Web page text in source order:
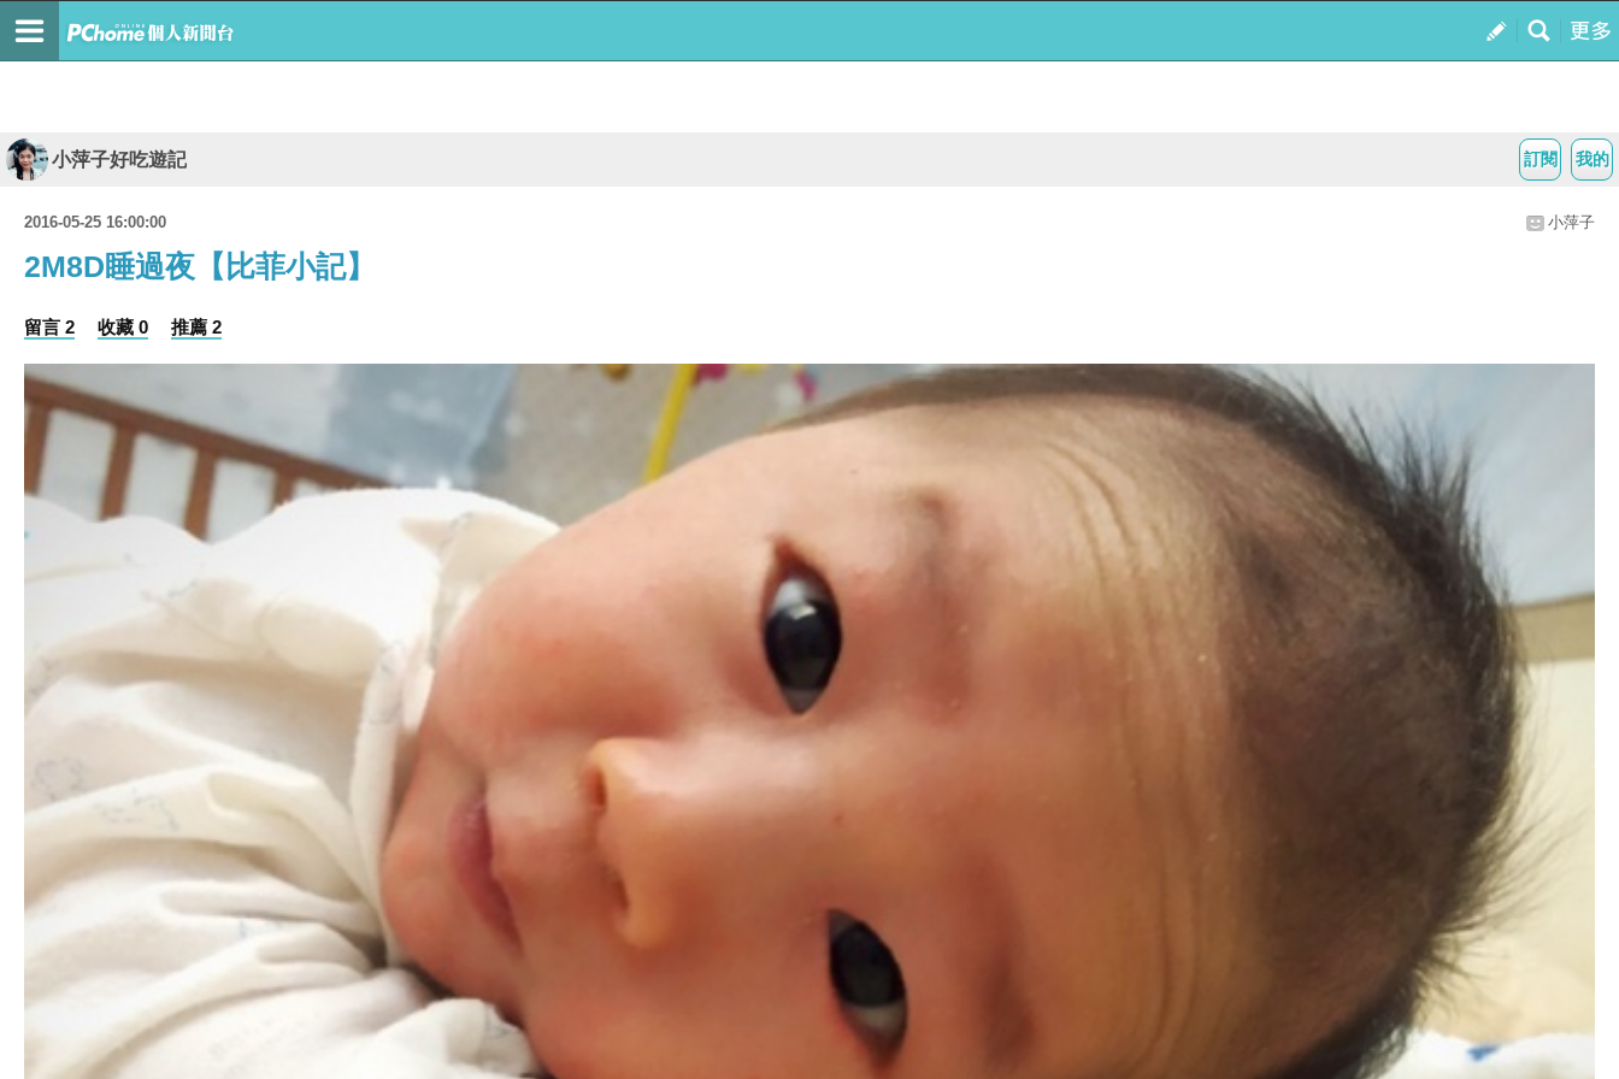
我的
訂閱
小萍子好吃遊記
2016-05-25 16:00:00 小萍子
2M8D睡過夜【比菲小記】
留言 2 收藏 0 推薦 2